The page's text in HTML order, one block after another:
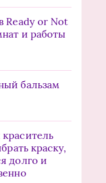
Ready or Not
и работы
бальзам
краску,
долго и